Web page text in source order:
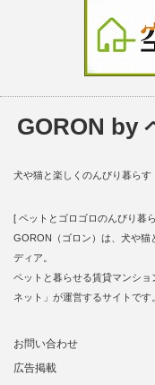
GORON by
犬や猫と楽しくのんびり暮ら
[ ペットとゴロゴロのんびり暮
GORON（ゴロン）は、犬や猫
ディア。
ペットと暮らせる賃貸マンシ
ネット」が運営するサイトです。
お問い合わせ
広告掲載